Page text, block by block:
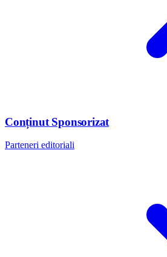
Conținut Sponsorizat
Parteneri editoriali